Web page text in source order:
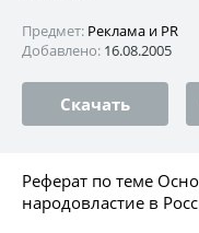
Предмет: Реклама и PR
Добавлено: 16.08.2005
Скачать
Реферат по теме
народовластие в